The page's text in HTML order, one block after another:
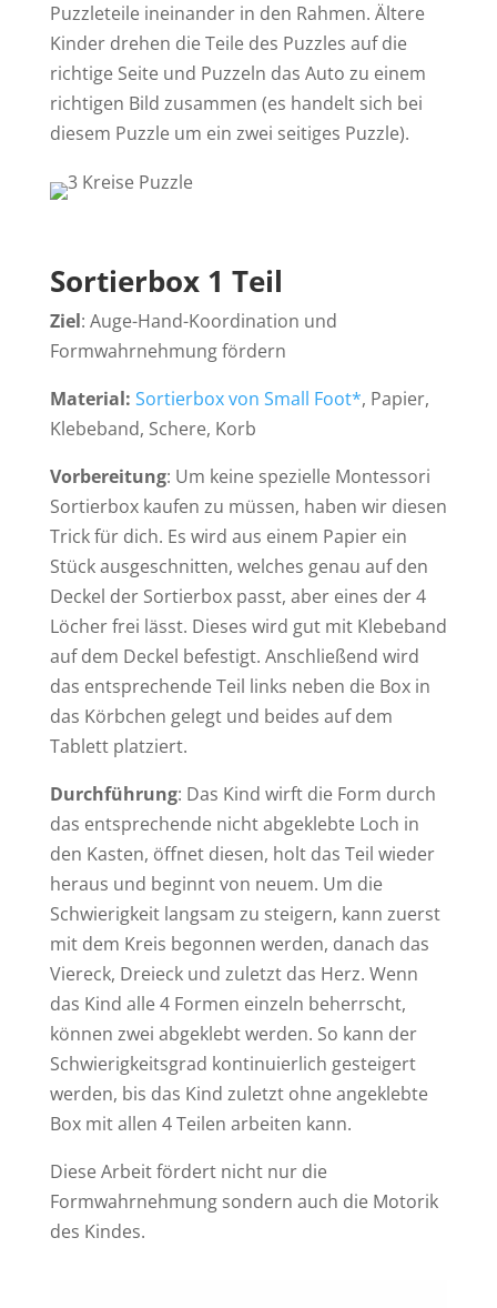
Puzzleteile ineinander in den Rahmen. Ältere
Kinder drehen die Teile des Puzzles auf die
richtige Seite und Puzzeln das Auto zu einem
richtigen Bild zusammen (es handelt sich bei
diesem Puzzle um ein zwei seitiges Puzzle).
Sortierbox 1 Teil
Ziel: Auge-Hand-Koordination und
Formwahrnehmung fördern
Material: Sortierbox von Small Foot*, Papier,
Klebeband, Schere, Korb
Vorbereitung: Um keine spezielle Montessori
Sortierbox kaufen zu müssen, haben wir diesen
Trick für dich. Es wird aus einem Papier ein
Stück ausgeschnitten, welches genau auf den
Deckel der Sortierbox passt, aber eines der 4
Löcher frei lässt. Dieses wird gut mit Klebeband
auf dem Deckel befestigt. Anschließend wird
das entsprechende Teil links neben die Box in
das Körbchen gelegt und beides auf dem
Tablett platziert.
Durchführung: Das Kind wirft die Form durch
das entsprechende nicht abgeklebte Loch in
den Kasten, öffnet diesen, holt das Teil wieder
heraus und beginnt von neuem. Um die
Schwierigkeit langsam zu steigern, kann zuerst
mit dem Kreis begonnen werden, danach das
Viereck, Dreieck und zuletzt das Herz. Wenn
das Kind alle 4 Formen einzeln beherrscht,
können zwei abgeklebt werden. So kann der
Schwierigkeitsgrad kontinuierlich gesteigert
werden, bis das Kind zuletzt ohne angeklebte
Box mit allen 4 Teilen arbeiten kann.
Diese Arbeit fördert nicht nur die
Formwahrnehmung sondern auch die Motorik
des Kindes.